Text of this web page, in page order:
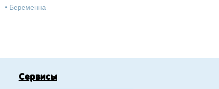
• Беременна
Сервисы